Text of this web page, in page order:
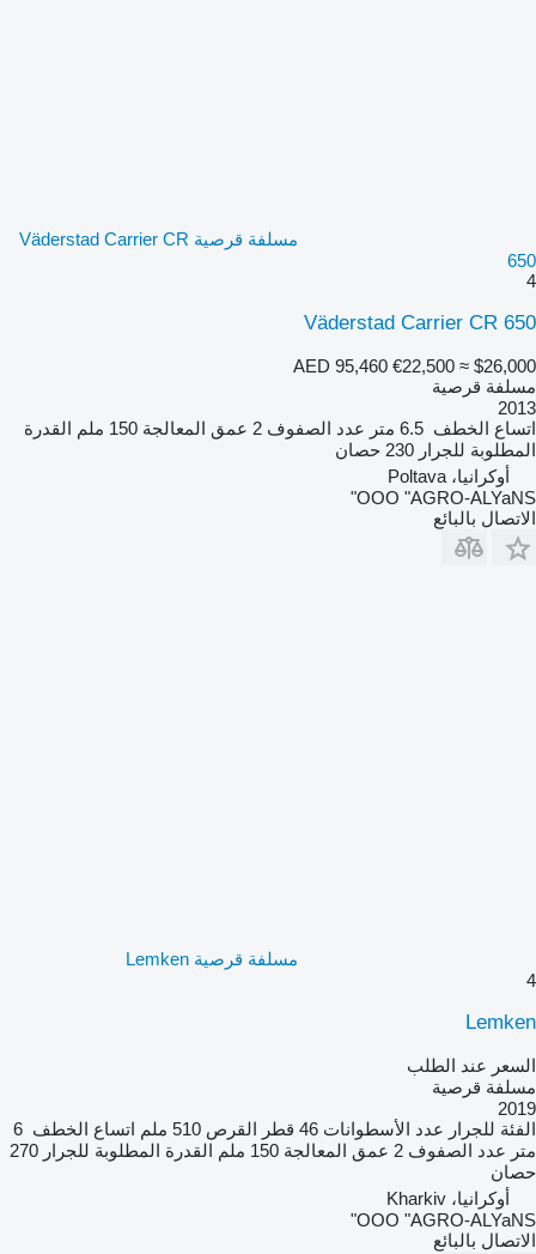
مسلفة قرصية Väderstad Carrier CR
650
4
Väderstad Carrier CR 650
AED 95,460 €22,500 ≈ $26,000
مسلفة قرصية
2013
اتساع الخطف 6.5 متر عدد الصفوف 2 عمق المعالجة 150 ملم
القدرة
المطلوبة للجرار 230 حصان
أوكرانيا، Poltava
OOO "AGRO-ALYaNS"
الاتصال بالبائع
مسلفة قرصية Lemken
4
Lemken
السعر عند الطلب
مسلفة قرصية
2019
الفئة للجرار عدد الأسطوانات 46 قطر القرص 510 ملم اتساع الخطف 6
متر عدد الصفوف 2 عمق المعالجة 150 ملم القدرة المطلوبة للجرار 270
حصان
أوكرانيا، Kharkiv
OOO "AGRO-ALYaNS"
الاتصال بالبائع